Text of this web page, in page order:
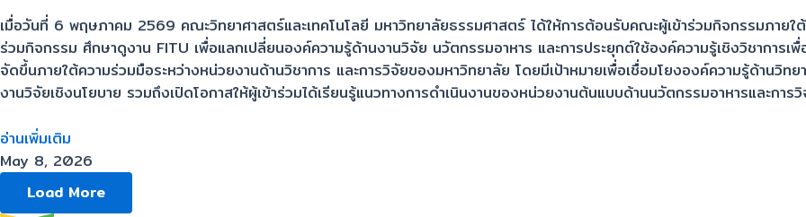
เมื่อวันที่ 6 พฤษภาคม 2569 คณะวิทยาศาสตร์และเทคโนโลยี มหาวิทยาลัยธรรมศาสตร์ ได้ให้การต้อนรับคณะผู้เข้าร่วมกิจกรรมภาย
ร่วมกิจกรรม ศึกษาดูงาน FITU เพื่อแลกเปลี่ยนองค์ความรู้ด้านงานวิจัย นวัตกรรมอาหาร และการประยุกต์ใช้องค์ความรู้เชิงวิชาการ
จัดขึ้นภายใต้ความร่วมมือระหว่างหน่วยงานด้านวิชาการ และการวิจัยของมหาวิทยาลัย โดยมีเป้าหมายเพื่อเชื่อมโยงองค์ความรู้ด้านวิท
งานวิจัยเชิงนโยบาย รวมถึงเปิดโอกาสให้ผู้เข้าร่วมได้เรียนรู้แนวทางการดำเนินงานของหน่วยงานต้นแบบด้านนวัตกรรมอาหารและการ
อ่านเพิ่มเติม
May 8, 2026
Load More